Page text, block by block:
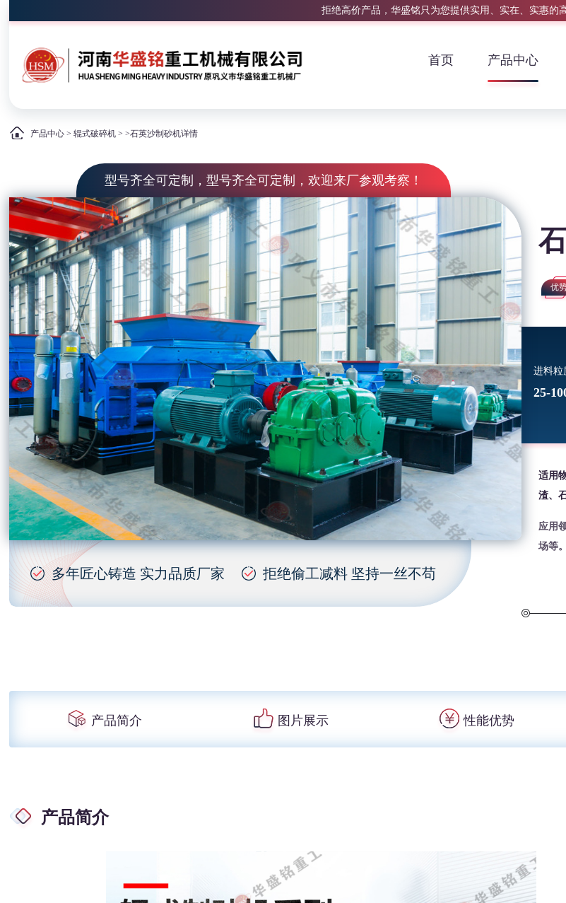
拒绝高价产品，华盛铭只为您提供实用、实在、实惠的
首页 产品中心
产品中心 >辊式破碎机 > >石英沙制砂机详情
型号齐全可定制，型号齐全可定制，欢迎来厂参观考察！
多年匠心铸造 实力品质厂家 拒绝偷工减料 坚持一丝不苟
优
进料粒
25-
适用
渣、
应用
场等。
产品简介 图片展示 性能优势
产品简介